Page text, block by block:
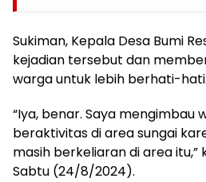
Sukiman, Kepala Desa Bumi
kejadian tersebut dan
warga untuk lebih berhati-hati.
“Iya, benar. Saya mengimbau
beraktivitas di area sungai
masih berkeliaran di area itu,”
Sabtu (24/8/2024).